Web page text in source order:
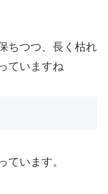
ちつつ、長く枯れ
ていますね
ています。